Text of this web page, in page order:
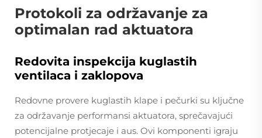
Protokoli za održavanje za
optimalan rad aktuatora
Redovita inspekcija kuglastih
ventilaca i zaklopova
Redovne provere kuglastih klape i pečurki su ključne
za održavanje performansi aktuatora, sprečavajući
potencijalne protjecaje i aus. Ovi komponenti igraju